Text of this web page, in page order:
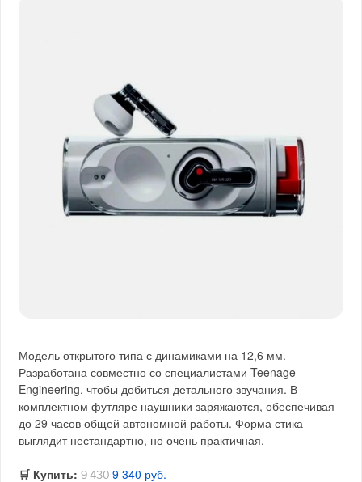
Модель открытого типа с динамиками на 12,6 мм.
Разработана совместно со специалистами Teenage
Engineering, чтобы добиться детального звучания. В
комплектном футляре наушники заряжаются, обеспечивая
до 29 часов общей автономной работы. Форма стика
выглядит нестандартно, но очень практичная.
🛒 Купить: 9 430 9 340 руб.